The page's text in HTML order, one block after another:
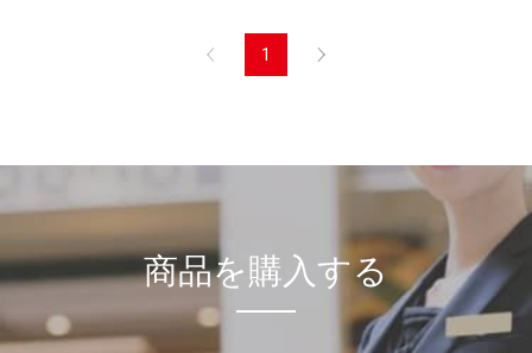
1
商品を購入する